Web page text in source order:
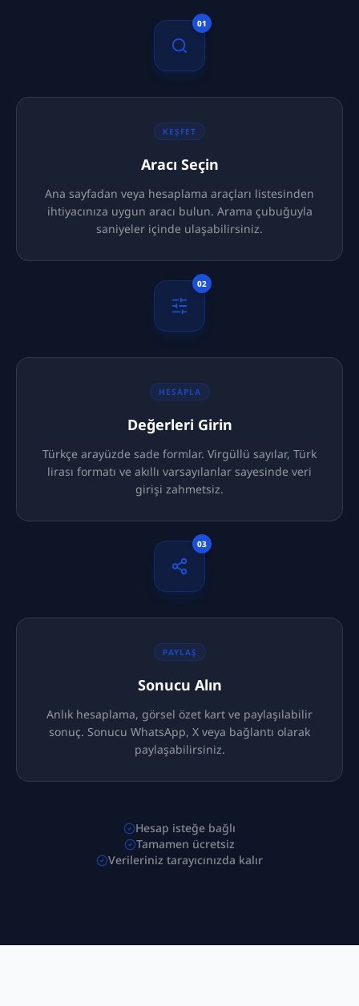
01
KEŞFET
Aracı Seçin
Ana sayfadan veya hesaplama araçları listesinden
ihtiyacınıza uygun aracı bulun. Arama çubuğuyla
saniyeler içinde ulaşabilirsiniz.
02
HESAPLA
Değerleri Girin
Türkçe arayüzde sade formlar. Virgüllü sayılar, Türk
lirası formatı ve akıllı varsayılanlar sayesinde veri
girişi zahmetsiz.
03
PAYLAŞ
Sonucu Alın
Anlık hesaplama, görsel özet kart ve paylaşılabilir
sonuç. Sonucu WhatsApp, X veya bağlantı olarak
paylaşabilirsiniz.
Hesap isteğe bağlı
Tamamen ücretsiz
Verileriniz tarayıcınızda kalır